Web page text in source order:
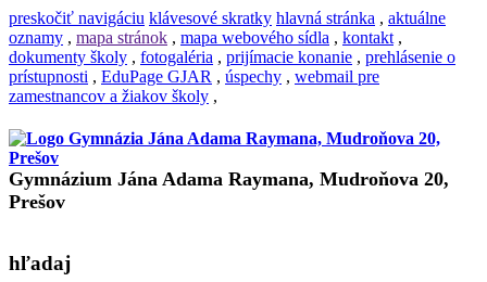
preskočiť navigáciu klávesové skratky hlavná stránka , aktuálne
oznamy , mapa stránok , mapa webového sídla , kontakt ,
dokumenty školy , fotogaléria , prijímacie konanie , prehlásenie o
prístupnosti , EduPage GJAR , úspechy , webmail pre
zamestnancov a žiakov školy ,
Gymnázium Jána Adama Raymana, Mudroňova 20,
Prešov
hľadaj